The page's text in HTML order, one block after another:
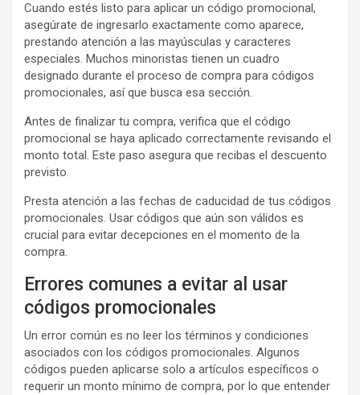
Cuando estés listo para aplicar un código promocional,
asegúrate de ingresarlo exactamente como aparece,
prestando atención a las mayúsculas y caracteres
especiales. Muchos minoristas tienen un cuadro
designado durante el proceso de compra para códigos
promocionales, así que busca esa sección.
Antes de finalizar tu compra, verifica que el código
promocional se haya aplicado correctamente revisando el
monto total. Este paso asegura que recibas el descuento
previsto.
Presta atención a las fechas de caducidad de tus códigos
promocionales. Usar códigos que aún son válidos es
crucial para evitar decepciones en el momento de la
compra.
Errores comunes a evitar al usar
códigos promocionales
Un error común es no leer los términos y condiciones
asociados con los códigos promocionales. Algunos
códigos pueden aplicarse solo a artículos específicos o
requerir un monto mínimo de compra, por lo que entender